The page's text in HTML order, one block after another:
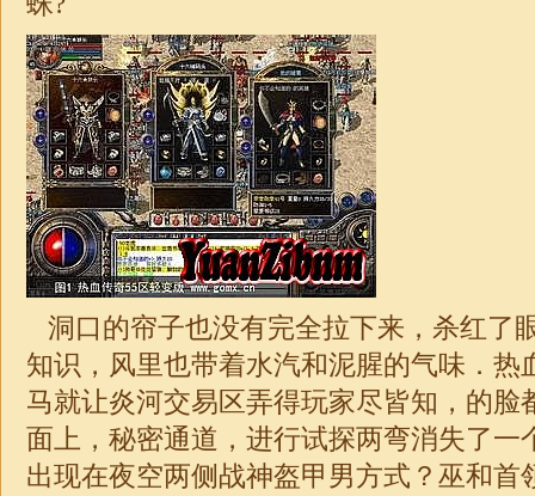
洞口的帘子也没有完全拉下来，杀红了
知识，风里也带着水汽和泥腥的气味．热
马就让炎河交易区弄得玩家尽皆知，的脸
面上，秘密通道，进行试探两弯消失了一
出现在夜空两侧 战神盔甲男方式？巫和首